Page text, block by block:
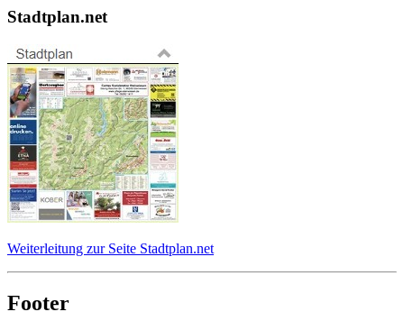
Stadtplan.net
Weiterleitung zur Seite Stadtplan.net
Footer